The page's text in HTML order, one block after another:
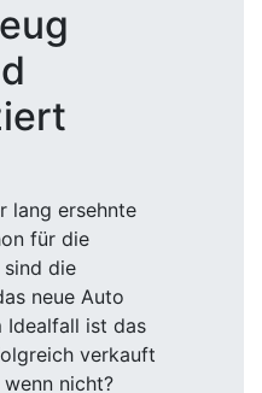
lang ersehnte
für die
sind die
neue Auto
Idealfall ist das
verkauft
nicht?